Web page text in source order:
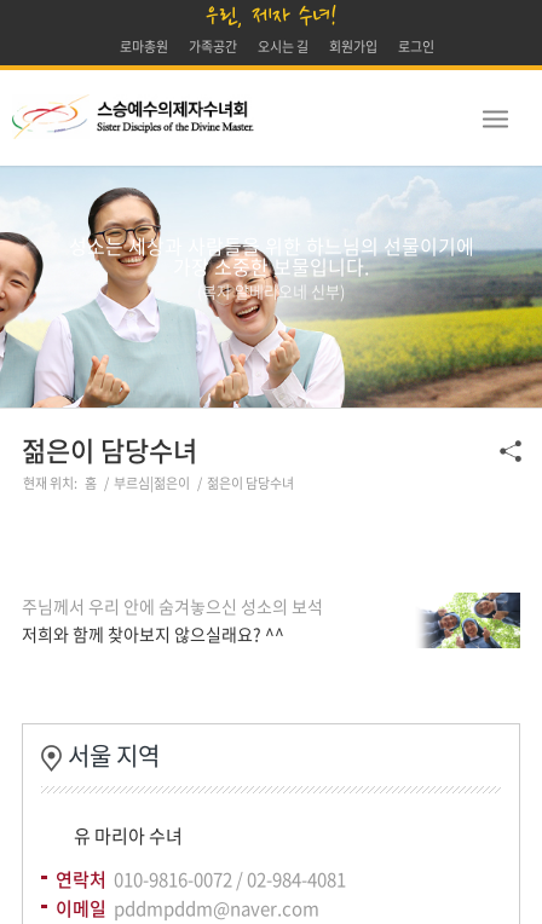
우린, 제자 수녀!
로마총원 가족공간 오시는 길 회원가입 로그인
젊은이 담당수녀
현재 위치: 홈 / 부르심|젊은이 / 젊은이 담당수녀
성소는 세상과 사람들을 위한 하느님의 선물이기에
가장 소중한 보물입니다.
(복자 알베리오네 신부)
주님께서 우리 안에 숨겨놓으신 성소의 보석
저희와 함께 찾아보지 않으실래요? ^^
서울 지역
유 마리아 수녀
연락처 010-9816-0072 / 02-984-4081
이메일 pddmpddm@naver.com